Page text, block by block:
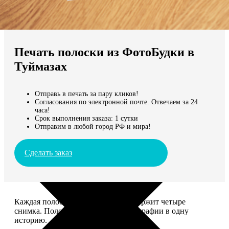
Мы доставляем по всему миру
Продолжить без города
Печать полоски из ФотоБудки в
Туймазах
Отправь в печать за пару кликов!
Согласования по электронной почте. Отвечаем за 24
часа!
Срок выполнения заказа: 1 сутки
Отправим в любой город РФ и мира!
Сделать заказ
Каждая полоска размером 5*20 содержит четыре
снимка. Полоски объединяют фотографии в одну
историю.